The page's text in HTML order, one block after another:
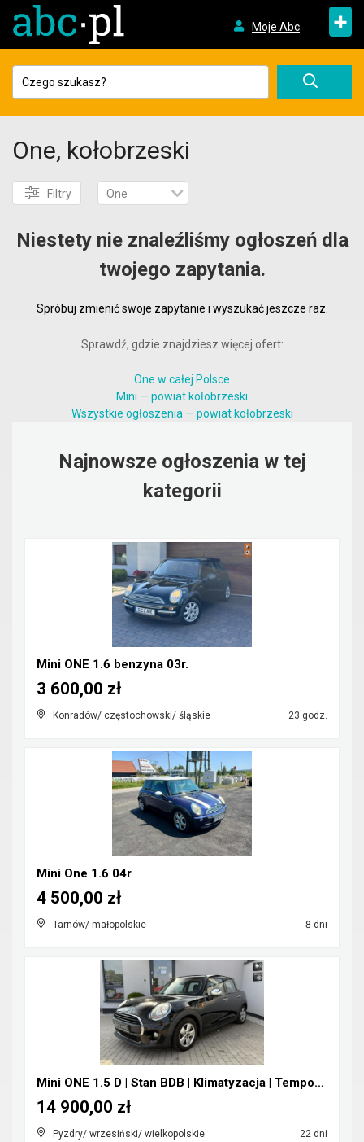
Moje Abc +
One, kołobrzeski
Filtry One
Niestety nie znaleźliśmy ogłoszeń dla
twojego zapytania.
Spróbuj zmienić swoje zapytanie i wyszukać jeszcze raz.
Sprawdź, gdzie znajdziesz więcej ofert:
One w całej Polsce
Mini — powiat kołobrzeski
Wszystkie ogłoszenia — powiat kołobrzeski
Najnowsze ogłoszenia w tej
kategorii
Mini ONE 1.6 benzyna 03r.
Konradów/ częstochowski/ śląskie 23 godz.
3 600,00 zł
Mini One 1.6 04r
Tarnów/ małopolskie 8 dni
4 500,00 zł
Mini ONE 1.5 D | Stan BDB | Klimatyzacja | Tempoma...
Pyzdry/ wrzesiński/ wielkopolskie 22 dni
14 900,00 zł